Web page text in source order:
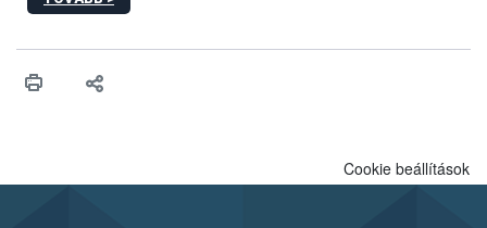
egészen a vesszőérettség (BBCH 91) stádiumáig
érésű szőlőkben is legyen lehetőség a károsító elleni további
felhasználók számára is elérhető és ökológiai termesztésben is
Cookie beállítások